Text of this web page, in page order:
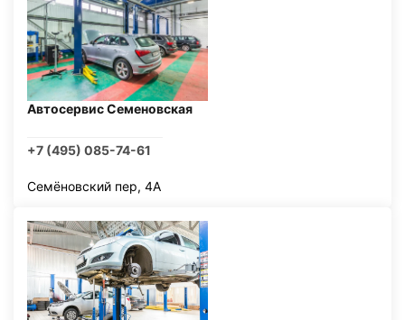
Автосервис Семеновская
+7 (495) 085-74-61
Семёновский пер, 4А